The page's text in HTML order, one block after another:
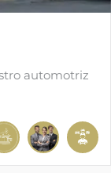
automotriz